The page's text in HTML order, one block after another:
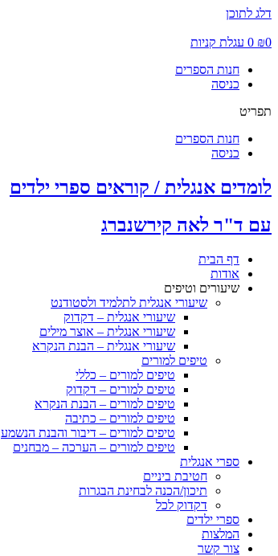
דלג לתוכן
₪0
0 עגלת קניות
חנות הספרים
כניסה
תפריט
חנות הספרים
כניסה
לומדים אנגלית / קוראים ספרי ילדים
עם ד"ר לאה קירשנברג
דף הבית
אודות
שיעורים וטיפים
שיעורי אנגלית לתלמיד ולסטודנט
שיעורי אנגלית – דקדוק
שיעורי אנגלית – אוצר מילים
שיעורי אנגלית – הבנת הנקרא
טיפים למורים
טיפים למורים – כללי
טיפים למורים – דקדוק
טיפים למורים – הבנת הנקרא
טיפים למורים – כתיבה
טיפים למורים – דיבור והבנת הנשמע
טיפים למורים – הערכה – מבחנים
ספרי אנגלית
חטיבת ביניים
תיכון/הכנה לבחינת הבגרות
דקדוק לכל
ספרי ילדים
המלצות
צור קשר